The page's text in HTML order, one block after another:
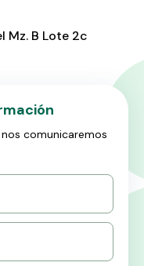
Mz. B Lote 2c
comunicaremos